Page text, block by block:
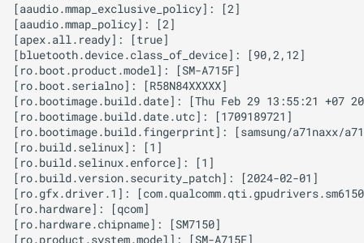
[aaudio.mmap_exclusive_policy]: [2]
[aaudio.mmap_policy]: [2]
[apex.all.ready]: [true]
[bluetooth.device.class_of_device]: [90,2,12]
[ro.boot.product.model]: [SM-A715F]
[ro.boot.serialno]: [R58N84XXXXX]
[ro.bootimage.build.date]: [Thu Feb 29 13:55:21 +07
[ro.bootimage.build.date.utc]: [1709189721]
[ro.bootimage.build.fingerprint]: [samsung/a71naxx/
[ro.build.selinux]: [1]
[ro.build.selinux.enforce]: [1]
[ro.build.version.security_patch]: [2024-02-01]
[ro.gfx.driver.1]:
[ro.hardware]: [qcom]
[ro.hardware.chipname]: [SM7150]
[ro.product.system.model]: [SM-A715F]